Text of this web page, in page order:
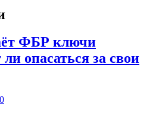
ФБР ключи
опасаться за свои
0